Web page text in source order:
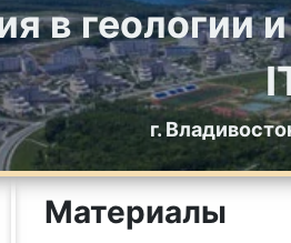
в
г.
Материалы